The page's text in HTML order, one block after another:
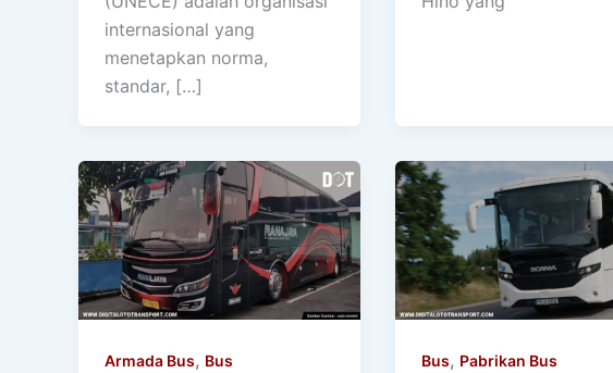
internasional yang
menetapkan norma,
standar, […]
Armada Bus, Bus Bus, Pabrikan Bus